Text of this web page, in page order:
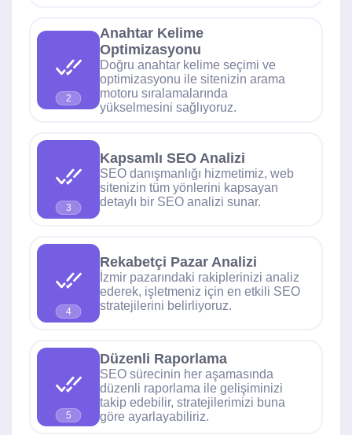
2
Anahtar Kelime
Optimizasyonu
Doğru anahtar kelime seçimi ve
optimizasyonu ile sitenizin arama
motoru sıralamalarında
yükselmesini sağlıyoruz.
3
Kapsamlı SEO Analizi
SEO danışmanlığı hizmetimiz, web
sitenizin tüm yönlerini kapsayan
detaylı bir SEO analizi sunar.
4
Rekabetçi Pazar Analizi
İzmir pazarındaki rakiplerinizi analiz
ederek, işletmeniz için en etkili SEO
stratejilerini belirliyoruz.
5
Düzenli Raporlama
SEO sürecinin her aşamasında
düzenli raporlama ile gelişiminizi
takip edebilir, stratejilerimizi buna
göre ayarlayabiliriz.